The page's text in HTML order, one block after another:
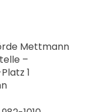
Mettmann
–
1